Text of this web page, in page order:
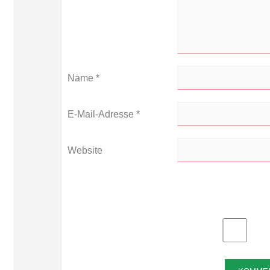
Name *
E-Mail-Adresse *
Website